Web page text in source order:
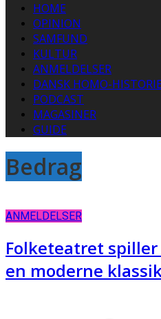
HOME
OPINION
SAMFUND
KULTUR
ANMELDELSER
DANSK HOMO-HISTORIE
PODCAST
MAGASINER
GUIDE
Bedrag
ANMELDELSER
Folketeatret spiller
en moderne